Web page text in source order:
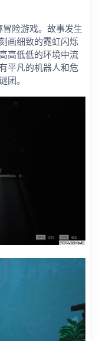
冒险游戏。故事发生
画细致的霓虹闪烁
高低低的环境中流
平凡的机器人和危
团。